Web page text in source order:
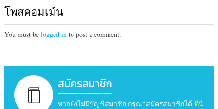
โพสคอมเม้น
You must be logged into post a comment.
สมัครสมาชิก
หากยังไม่มีบัญชีสมาชิก กรุณาสมัครสมาชิกได้ ที่นี่